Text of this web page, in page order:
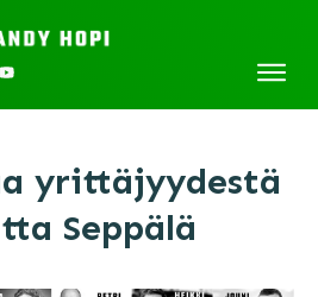
yrittäjyydestä
Seppälä